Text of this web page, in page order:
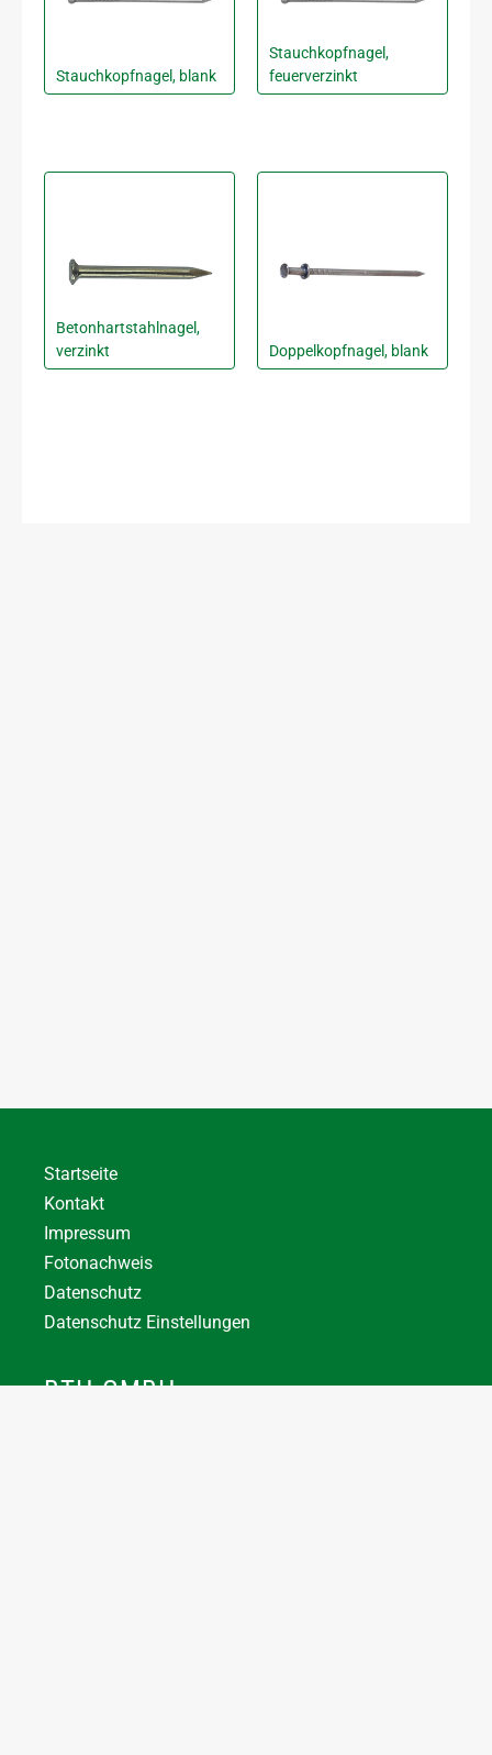
Stauchkopfnagel, blank
Stauchkopfnagel,
feuerverzinkt
Betonhartstahlnagel,
verzinkt
Doppelkopfnagel, blank
Startseite
Kontakt
Impressum
Fotonachweis
Datenschutz
Datenschutz Einstellungen
BTH GMBH